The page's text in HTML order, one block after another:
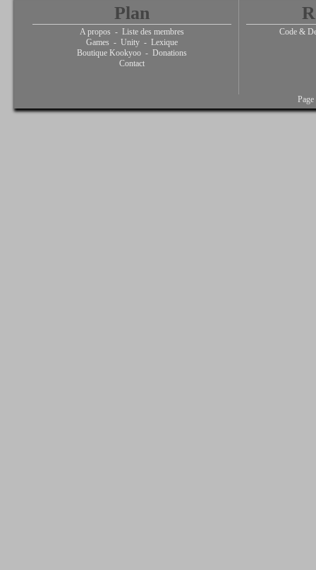
Plan
A propos - Liste des membres
Games - Unity - Lexique
Boutique Kookyoo - Donations
Contact
Code &